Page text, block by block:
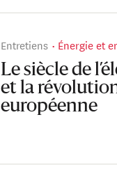
Entretiens Énergie et
Le siècle de
et la
européenne